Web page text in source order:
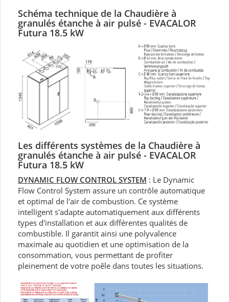
Schéma technique de la Chaudière à
granulés étanche à air pulsé - EVACALOR
Futura 18.5 kW
Les différents systèmes de la Chaudière à
granulés étanche à air pulsé - EVACALOR
Futura 18.5 kW
DYNAMIC FLOW CONTROL SYSTEM : Le Dynamic
Flow Control System assure un contrôle automatique
et optimal de l'air de combustion. Ce système
intelligent s'adapte automatiquement aux différents
types d'installation et aux différentes qualités de
combustible. Il garantit ainsi une polyvalence
maximale au quotidien et une optimisation de la
consommation, vous permettant de profiter
pleinement de votre poêle dans toutes les situations.